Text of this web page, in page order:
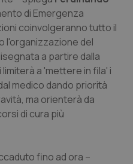
di Emergenza
coinvolgeranno tutto il
l'organizzazione del
a partire dalla
a 'mettere in fila' i
medico dando priorità
ma orienterà da
di cura più
fino ad ora –